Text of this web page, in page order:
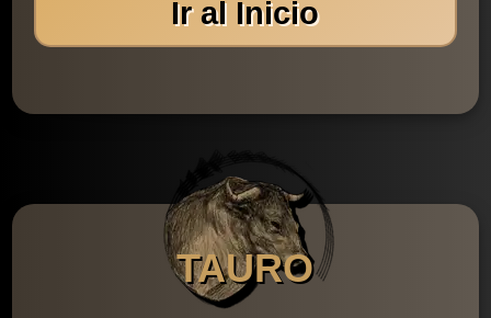
Ir al Inicio
TAURO